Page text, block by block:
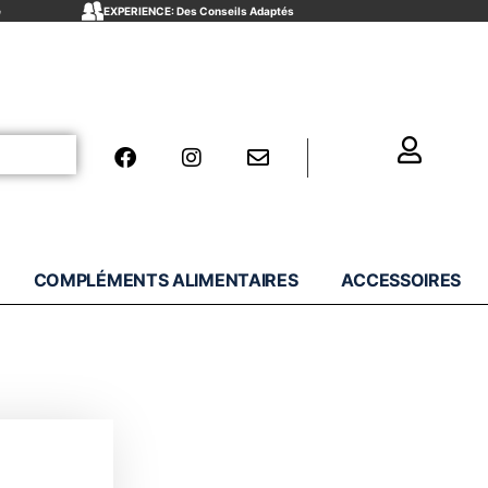
EXPERIENCE: Des Conseils Adaptés
COMPLÉMENTS ALIMENTAIRES ACCESSOIRES